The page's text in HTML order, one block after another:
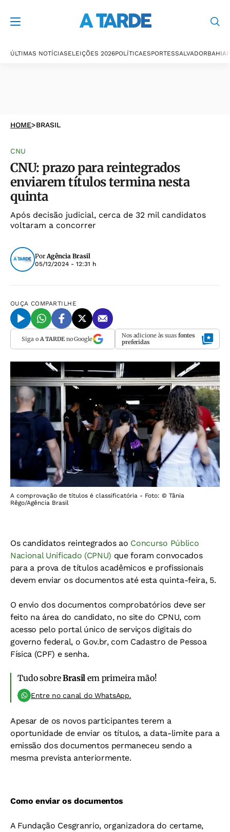
ÚLTIMAS NOTÍCIASELEIÇÕES 2026POLÍTICAESPORTESSALVADORBAHIA
HOME>BRASIL
CNU
CNU: prazo para reintegrados
enviarem títulos termina nesta
quinta
Após decisão judicial, cerca de 32 mil candidatos
voltaram a concorrer
PorAgência Brasil
05/12/2024 - 12:31 h
OUÇA COMPARTILHE
Siga o A TARDEno Google Nos adicione às suas fontes
preferidas
A comprovação de títulos é classificatória - Foto: © Tânia
Rêgo/Agência Brasil
Os candidatos reintegrados ao Concurso Público
Nacional Unificado (CPNU) que foram convocados
para a prova de títulos acadêmicos e profissionais
devem enviar os documentos até esta quinta-feira, 5.
O envio dos documentos comprobatórios deve ser
feito na área do candidato, no site do CPNU, com
acesso pelo portal único de serviços digitais do
governo federal, o Gov.br, com Cadastro de Pessoa
Física (CPF) e senha.
Tudo sobreBrasil em primeira mão!
Entre no canal do WhatsApp.
Apesar de os novos participantes terem a
oportunidade de enviar os títulos, a data-limite para a
emissão dos documentos permaneceu sendo a
mesma prevista anteriormente.
Como enviar os documentos
A Fundação Cesgranrio, organizadora do certame,